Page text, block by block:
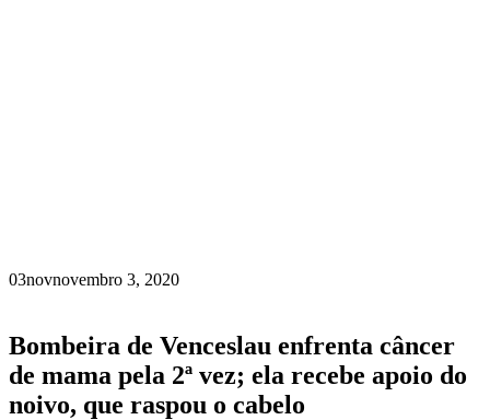
03novnovembro 3, 2020
Bombeira de Venceslau enfrenta câncer
de mama pela 2ª vez; ela recebe apoio do
noivo, que raspou o cabelo